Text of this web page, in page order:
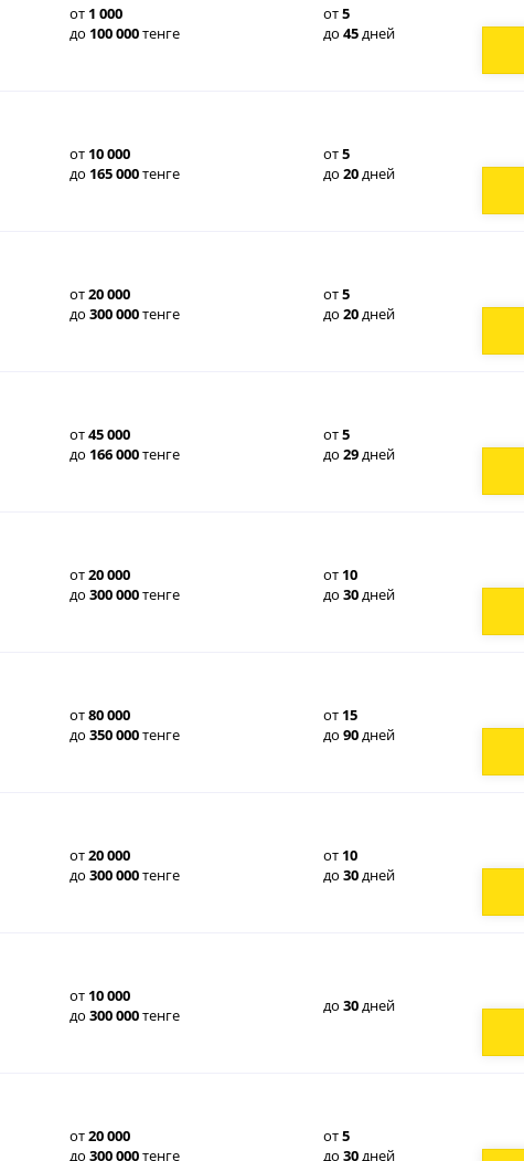
от 1 000
до 100000тенге
от5
до 45дней
от 10000
до 165000тенге
от5
до 20дней
от20000
до 300000тенге
от5
до 20дней
от45000
до 166000тенге
от5
до 29дней
от20000
до 300000тенге
от 10
до 30дней
от80000
до 350000тенге
от 15
до 90дней
от20000
до 300000тенге
от 10
до 30дней
от 10000
до 300000тенге до 30дней
от20000
до 300000тенге
от5
до 30дней